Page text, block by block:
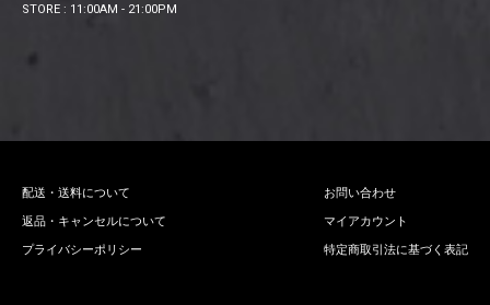
STORE : 11:00AM - 21:00PM
配送・送料について
返品・キャンセルについて
プライバシーポリシー
お問い合わせ
マイアカウント
特定商取引法に基づく表記